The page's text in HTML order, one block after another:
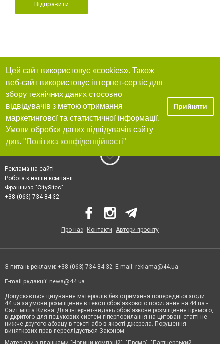
Відправити
Цей сайт використовує «cookies». Також
веб-сайт використовує інтернет-сервіс для
збору технічних даних стосовно
відвідувачів з метою отримання
маркетингової та статистичної інформації.
Умови обробки даних відвідувачів сайту
див. "Політика конфіденційності"
Прийняти
Реклама на сайті
Робота в нашій компанії
Франшиза "CitySites"
+38 (063) 734-84-32
Про нас Контакти Автори проєкту
З питань реклами: +38 (063) 734-84-32. E-mail: reklama@44.ua
E-mail редакції: news@44.ua
Допускається цитування матеріалів без отримання попередньої згоди
44.ua за умови розміщення в тексті обов'язкового посилання на 44.ua -
Сайт міста Києва. Для інтернет-видань обов'язкове розміщення прямого,
відкритого для пошукових систем гіперпосилання на цитовані статті не
нижче другого абзацу в тексті або в якості джерела. Порушення
виняткових прав переслідується Законом.